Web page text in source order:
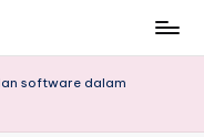
software dalam